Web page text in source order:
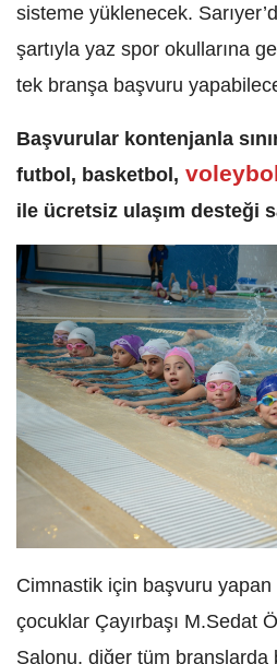
sisteme yüklenecek.
şartıyla yaz spor okullarına
tek branşa başvuru
Başvurular kontenjanla
futbol, basketbol,
ile ücretsiz ulaşım desteği
Cimnastik için başvuru
çocuklar Çayırbaşı M.Sedat
Salonu, diğer tüm branşlarda